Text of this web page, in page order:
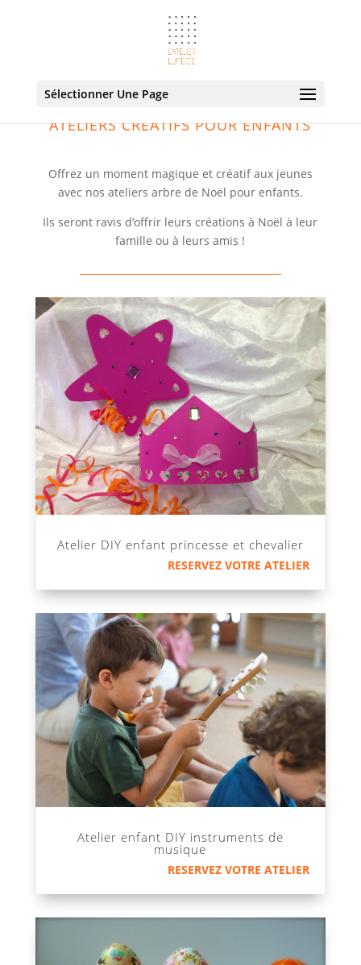
Sélectionner Une Page
ATELIERS CRÉATIFS POUR ENFANTS
Offrez un moment magique et créatif aux jeunes
avec nos ateliers arbre de Noël pour enfants.
Ils seront ravis d’offrir leurs créations à Noël à leur
famille ou à leurs amis !
Atelier DIY enfant princesse et chevalier
RESERVEZ VOTRE ATELIER
Atelier enfant DIY instruments de
musique
RESERVEZ VOTRE ATELIER